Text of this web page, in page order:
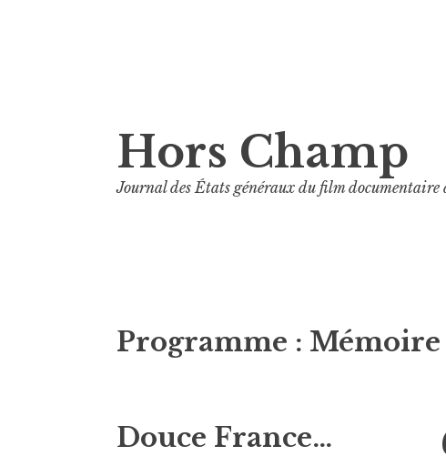
au
contenu
principal
Hors Champ
Journal des États généraux du film documentaire
Programme :
Douce France…